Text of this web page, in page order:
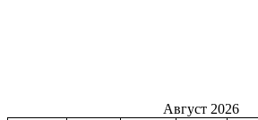
Август 2026